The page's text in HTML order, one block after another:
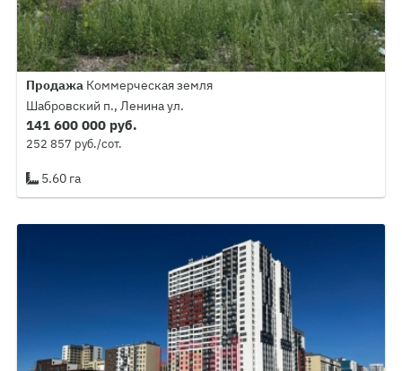
Продажа Коммерческая земля
Шабровский п., Ленина ул.
141 600 000 руб.
252 857 руб./сот.
5.60 га